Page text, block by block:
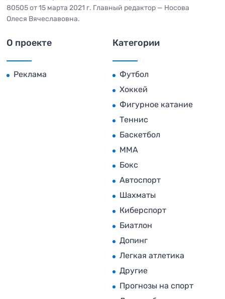
80505 от 15 марта 2021 г. Главный редактор — Носова
Олеся Вячеславовна.
О проекте
Реклама
Категории
Футбол
Хоккей
Фигурное катание
Теннис
Баскетбол
MMA
Бокс
Автоспорт
Шахматы
Киберспорт
Биатлон
Допинг
Легкая атлетика
Другие
Прогнозы на спорт